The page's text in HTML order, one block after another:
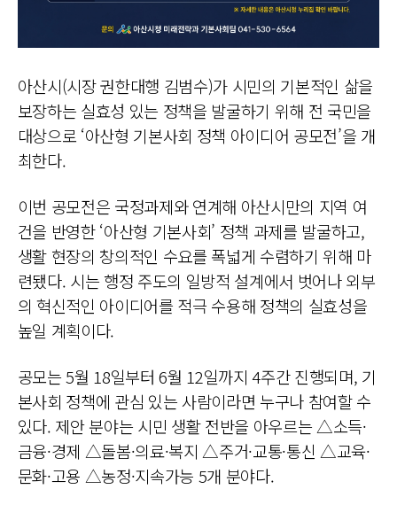
아산시(시장 권한대행 김범수)가 시민의 기본적인 삶을
보장하는 실효성 있는 정책을 발굴하기 위해 전 국민을
대상으로 ‘아산형 기본사회 정책 아이디어 공모전’을 개
최한다.
이번 공모전은 국정과제와 연계해 아산시만의 지역 여
건을 반영한 ‘아산형 기본사회’ 정책 과제를 발굴하고,
생활 현장의 창의적인 수요를 폭넓게 수렴하기 위해 마
련됐다. 시는 행정 주도의 일방적 설계에서 벗어나 외부
의 혁신적인 아이디어를 적극 수용해 정책의 실효성을
높일 계획이다.
공모는 5월 18일부터 6월 12일까지 4주간 진행되며, 기
본사회 정책에 관심 있는 사람이라면 누구나 참여할 수
있다. 제안 분야는 시민 생활 전반을 아우르는 △소득·
금융·경제 △돌봄·의료·복지 △주거·교통·통신 △교육·
문화·고용 △농정·지속가능 5개 분야다.